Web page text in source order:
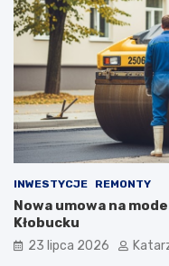
INWESTYCJE REMONTY
Nowa umowa na
Kłobucku
23 lipca 2026